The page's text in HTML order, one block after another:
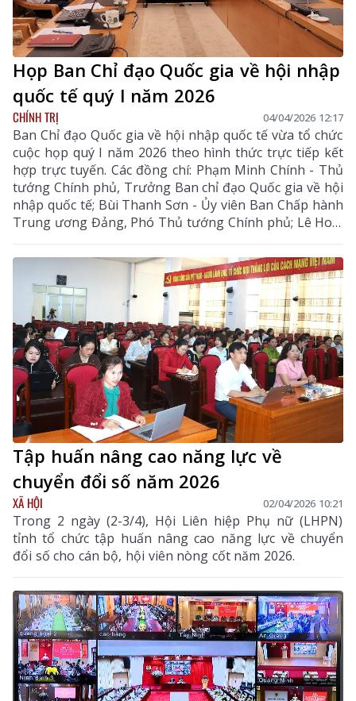
Họp Ban Chỉ đạo Quốc gia về hội nhập
quốc tế quý I năm 2026
CHÍNH TRỊ 04/04/2026 12:17
Ban Chỉ đạo Quốc gia về hội nhập quốc tế vừa tổ chức
cuộc họp quý I năm 2026 theo hình thức trực tiếp kết
hợp trực tuyến. Các đồng chí: Phạm Minh Chính - Thủ
tướng Chính phủ, Trưởng Ban chỉ đạo Quốc gia về hội
nhập quốc tế; Bùi Thanh Sơn - Ủy viên Ban Chấp hành
Trung ương Đảng, Phó Thủ tướng Chính phủ; Lê Hoài
Trung - Bộ trưởng Bộ Ngoại giao đồng chủ trì cuộc
họp.
Tập huấn nâng cao năng lực về
chuyển đổi số năm 2026
XÃ HỘI 02/04/2026 10:21
Trong 2 ngày (2-3/4), Hội Liên hiệp Phụ nữ (LHPN)
tỉnh tổ chức tập huấn nâng cao năng lực về chuyển
đổi số cho cán bộ, hội viên nòng cốt năm 2026.